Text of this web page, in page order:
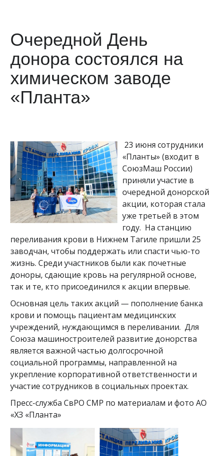
Очередной День
донора состоялся на
химическом заводе
«Планта»
23 июня сотрудники
«Планты» (входит в
СоюзМаш России)
приняли участие в
очередной донорской
акции, которая стала
уже третьей в этом
году. На станцию
переливания крови в Нижнем Тагиле пришли 25
заводчан, чтобы поддержать или спасти чью-то
жизнь. Среди участников были как почетные
доноры, сдающие кровь на регулярной основе,
так и те, кто присоединился к акции впервые.
Основная цель таких акций — пополнение банка
крови и помощь пациентам медицинских
учреждений, нуждающимся в переливании. Для
Союза машиностроителей развитие донорства
является важной частью долгосрочной
социальной программы, направленной на
укрепление корпоративной ответственности и
участие сотрудников в социальных проектах.
Пресс-служба СвРО СМР по материалам и фото АО
«ХЗ «Планта»